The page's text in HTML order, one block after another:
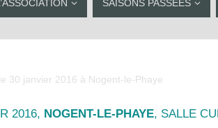
SAISONS PASSÉES
30 janvier 2016 à Nogent-le-Phaye
2016, NOGENT-LE-PHAYE, SALLE